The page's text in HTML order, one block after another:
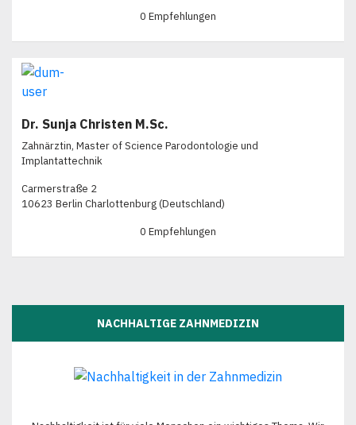
0 Empfehlungen
Dr. Sunja Christen M.Sc.
Zahnärztin, Master of Science Parodontologie und
Implantattechnik
Carmerstraße 2
10623 Berlin Charlottenburg (Deutschland)
0 Empfehlungen
NACHHALTIGE ZAHNMEDIZIN